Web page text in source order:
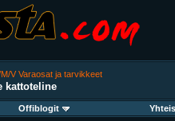
V Varaosat ja tarvikkeet
kattoteline
Offiblogit